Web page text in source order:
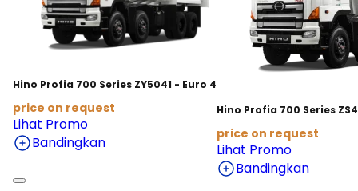
Hino Profia 700 Series ZY5041 - Euro 4
price on request
Lihat Promo
Bandingkan
Hino Profia 700 Series
price on request
Lihat Promo
Bandingkan